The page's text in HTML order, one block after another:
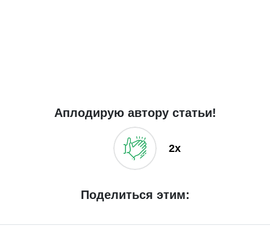
Аплодирую автору статьи!
2x
Поделиться этим: